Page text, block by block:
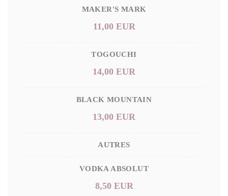
MAKER'S MARK
11,00 EUR
TOGOUCHI
14,00 EUR
BLACK MOUNTAIN
13,00 EUR
AUTRES
VODKA ABSOLUT
8,50 EUR